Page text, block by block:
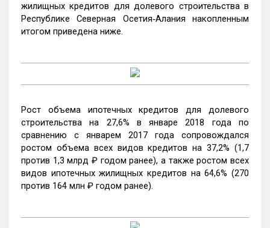
жилищных кредитов для долевого строительства в
Республике Северная Осетия‑Алания накопленным
итогом приведена ниже.
Рост объема ипотечных кредитов для долевого
строительства на 27,6% в январе 2018 года по
сравнению с январем 2017 года сопровождался
ростом объема всех видов кредитов на 37,2% (1,7
против 1,3 млрд ₽ годом ранее), а также ростом всех
видов ипотечных жилищных кредитов на 64,6% (270
против 164 млн ₽ годом ранее).